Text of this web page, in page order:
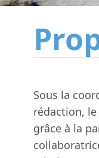
Sous la
rédaction,
grâce à la